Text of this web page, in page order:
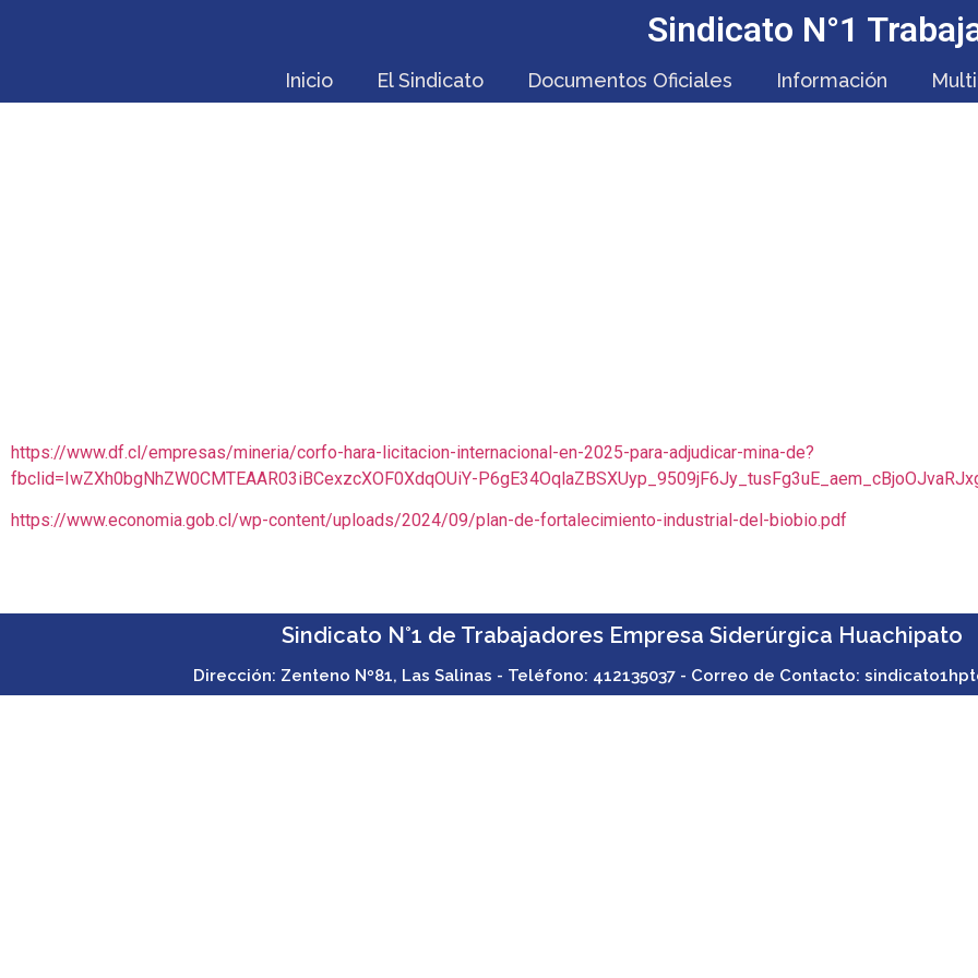
Sindicato N°1
Inicio El Sindicato Documentos Oficiales Información
https://www.df.cl/empresas/mineria/corfo-hara-licitacion-internacional-en-2025-para-adjudicar-mina-de?
fbclid=IwZXh0bgNhZW0CMTEAAR03iBCexzcXOF0XdqOUiY-
https://www.economia.gob.cl/wp-content/uploads/2024/09/plan-de-fortalecimiento-industrial-del-biobio.pdf
Sindicato N°1 de Trabajadores Empresa Siderúrgica Huachipato
Dirección: Zenteno Nº81, Las Salinas - Teléfono: 412135037 - Correo de Contacto: